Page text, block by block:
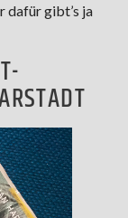
dafür gibt’s ja